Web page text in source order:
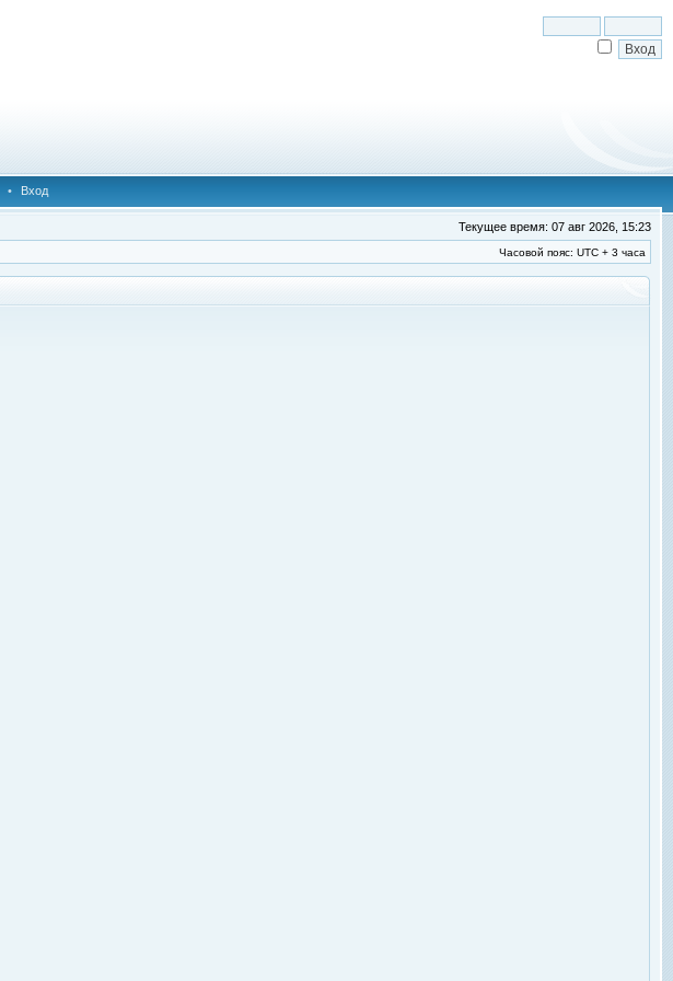
• Вход
Текущее время: 07 авг 2026, 15:23
Часовой пояс: UTC + 3 часа